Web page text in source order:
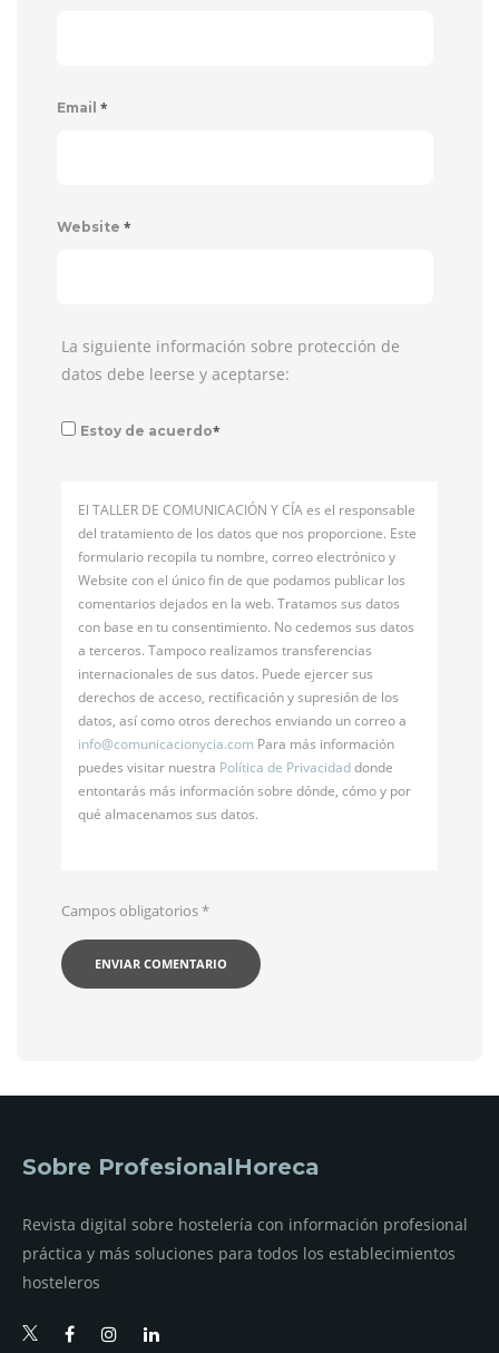
Email *
Website *
La siguiente información sobre protección de
datos debe leerse y aceptarse:
Estoy de acuerdo*
El TALLER DE COMUNICACIÓN Y CÍA es el responsable
del tratamiento de los datos que nos proporcione. Este
formulario recopila tu nombre, correo electrónico y
Website con el único fin de que podamos publicar los
comentarios dejados en la web. Tratamos sus datos
con base en tu consentimiento. No cedemos sus datos
a terceros. Tampoco realizamos transferencias
internacionales de sus datos. Puede ejercer sus
derechos de acceso, rectificación y supresión de los
datos, así como otros derechos enviando un correo a
info@comunicacionycia.com Para más información
puedes visitar nuestra Política de Privacidaddonde
entontarás más información sobre dónde, cómo y por
qué almacenamos sus datos.
Campos obligatorios*
Sobre ProfesionalHoreca
Revista digital sobre hostelería con información profesional
práctica y más soluciones para todos los establecimientos
hosteleros